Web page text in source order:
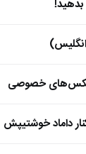
عکس‌های خصوصی
داماد خوشتیپش